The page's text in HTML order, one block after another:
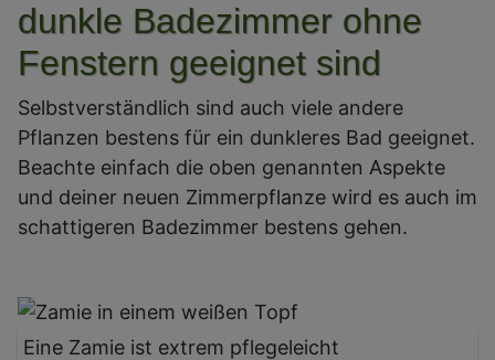
dunkle Badezimmer ohne
Fenstern geeignet sind
Selbstverständlich sind auch viele andere
Pflanzen bestens für ein dunkleres Bad geeignet.
Beachte einfach die oben genannten Aspekte
und deiner neuen Zimmerpflanze wird es auch im
schattigeren Badezimmer bestens gehen.
Eine Zamie ist extrem pflegeleicht